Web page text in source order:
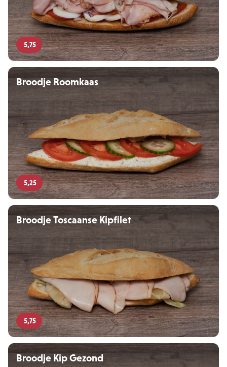
5,75
Broodje Roomkaas
5,25
Broodje Toscaanse Kipfilet
5,75
Broodje Kip Gezond